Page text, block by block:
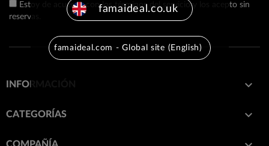
Estoy de acuerdo con los términos del servicio y los acepto sin
reservas.
INFORMACIÓN 
CATEGORÍAS 
famaideal.co.uk
famaideal.com - Global site (English)